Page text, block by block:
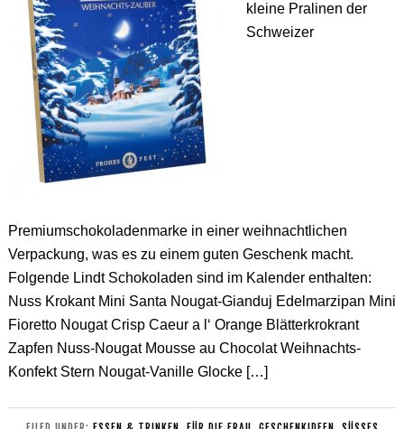
kleine Pralinen der
Schweizer
Premiumschokoladenmarke in einer weihnachtlichen
Verpackung, was es zu einem guten Geschenk macht.
Folgende Lindt Schokoladen sind im Kalender enthalten:
Nuss Krokant Mini Santa Nougat-Gianduj Edelmarzipan Mini
Fioretto Nougat Crisp Caeur a l‘ Orange Blätterkrokrant
Zapfen Nuss-Nougat Mousse au Chocolat Weihnachts-
Konfekt Stern Nougat-Vanille Glocke […]